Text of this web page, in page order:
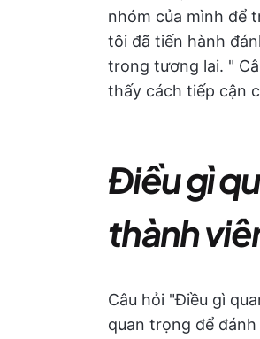
nhóm của mình để
tôi đã tiến hành
trong tương lai. "
thấy cách tiếp cận
Điều gì
thành
Câu hỏi "Điều gì
quan trọng để